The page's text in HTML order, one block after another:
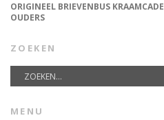
ORIGINEEL BRIEVENBUS
OUDERS
ZOEKEN
MENU